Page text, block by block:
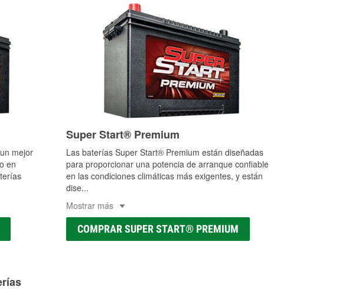
mejor
en
Super Start® Premium
Las baterías Super Start® Premium están diseñadas
para proporcionar una potencia de arranque confiable
en las condiciones climáticas más exigentes, y están
dise...
Mostrar más
COMPRAR SUPER START® PREMIUM